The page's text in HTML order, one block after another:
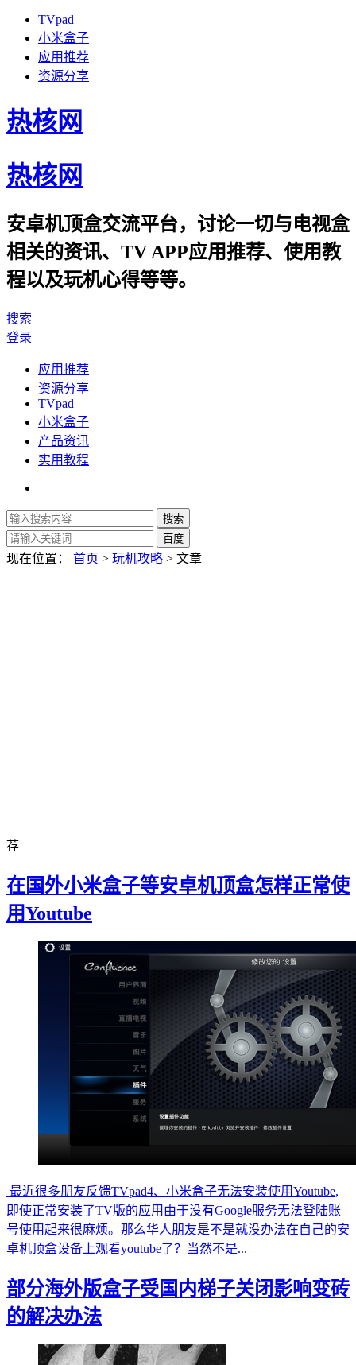
TVpad
小米盒子
应用推荐
资源分享
热核网
热核网
安卓机顶盒交流平台，讨论一切与电视盒
相关的资讯、TV APP应用推荐、使用教
程以及玩机心得等等。
搜索
登录
应用推荐
资源分享
TVpad
小米盒子
产品资讯
实用教程
现在位置： 首页 > 玩机攻略 > 文章
荐
在国外小米盒子等安卓机顶盒怎样正常使
用Youtube
最近很多朋友反馈TVpad4、小米盒子无法安装使用Youtube,
即使正常安装了TV版的应用由于没有Google服务无法登陆账
号使用起来很麻烦。那么华人朋友是不是就没办法在自己的安
卓机顶盒设备上观看youtube了？当然不是...
部分海外版盒子受国内梯子关闭影响变砖
的解决办法